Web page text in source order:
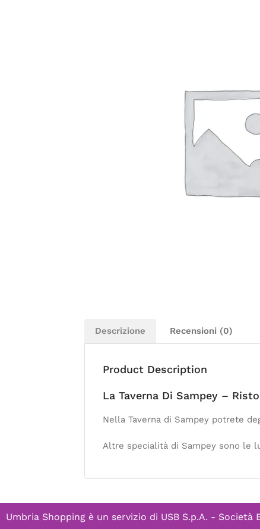
Descrizione Recensioni (0)
Product Description
La Taverna Di Sampey –
Nella Taverna di Sampey potrete
Altre specialità di Sampey sono le
Umbria Shopping è un servizio di USB S.p.A. - Società